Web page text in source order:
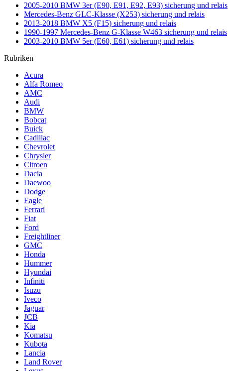
2005-2010 BMW 3er (E90, E91, E92, E93) sicherung und relais
Mercedes-Benz GLC-Klasse (X253) sicherung und relais
2013-2018 BMW X5 (F15) sicherung und relais
1990-1997 Mercedes-Benz G-Klasse W463 sicherung und relais
2003-2010 BMW 5er (E60, E61) sicherung und relais
Rubriken
Acura
Alfa Romeo
AMC
Audi
BMW
Bobcat
Buick
Cadillac
Chevrolet
Chrysler
Citroen
Dacia
Daewoo
Dodge
Eagle
Ferrari
Fiat
Ford
Freightliner
GMC
Honda
Hummer
Hyundai
Infiniti
Isuzu
Iveco
Jaguar
JCB
Kia
Komatsu
Kubota
Lancia
Land Rover